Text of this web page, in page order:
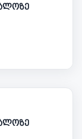
1 142